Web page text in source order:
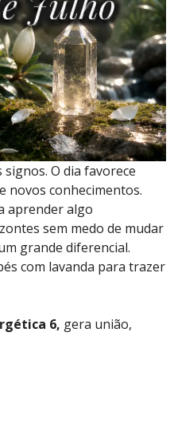
signos. O dia favorece
novos conhecimentos.
aprender algo
sem medo de mudar
grande diferencial.
com lavanda para trazer
6, gera união,